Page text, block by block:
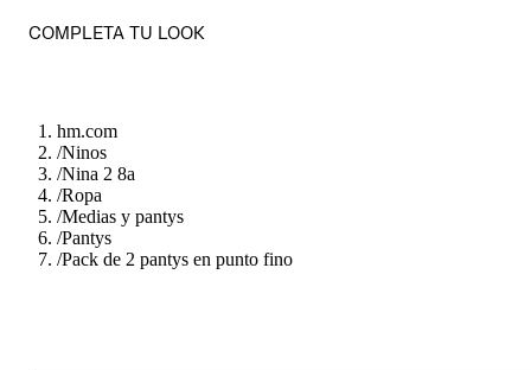
COMPLETA TU LOOK
hm.com
/Ninos
/Nina 2 8a
/Ropa
/Medias y pantys
/Pantys
/Pack de 2 pantys en punto fino